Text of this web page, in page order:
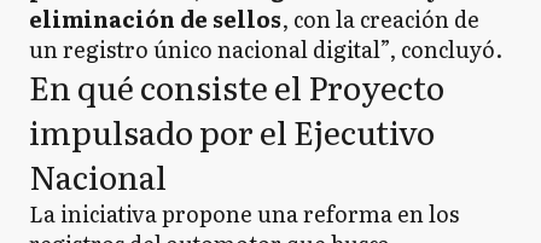
eliminación de sellos, con la creación de
un registro único nacional digital”, concluyó.
En qué consiste el Proyecto
impulsado por el Ejecutivo
Nacional
La iniciativa propone una reforma en los